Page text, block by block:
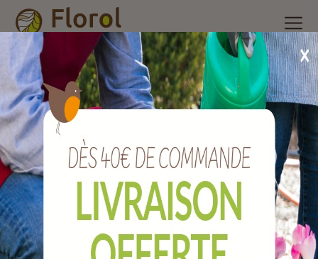
Accueil Nos produits /Outils de jardin/ Taillanderie,
sécateurs et bucheronnage/Masse couple 3 kg emmanchée
bois.